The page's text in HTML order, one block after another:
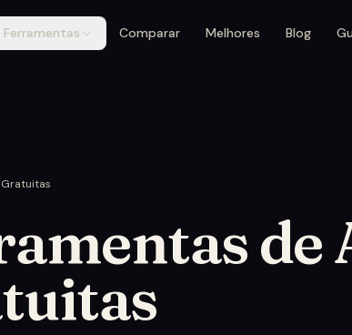
Ferramentas Comparar Melhores Blog
de